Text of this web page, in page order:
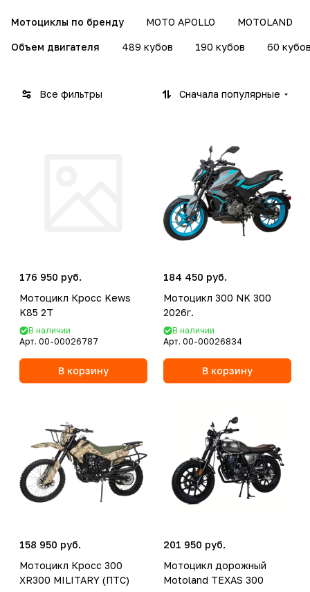
Мотоциклы по бренду MOTO APOLLO MOTOLAND
Объем двигателя 489 кубов 190 кубов 60
Все фильтры Сначала популярные
176 950 руб.
Мотоцикл Кросс Kews
K85 2T
В наличии
Арт. 00-00026787
В корзину
184 450 руб.
Мотоцикл 300 NK 300
2026г.
В наличии
Арт. 00-00026834
В корзину
158 950 руб.
Мотоцикл Кросс 300
XR300 MILITARY (ПТС)
201 950 руб.
Мотоцикл дорожный
Motoland TEXAS 300